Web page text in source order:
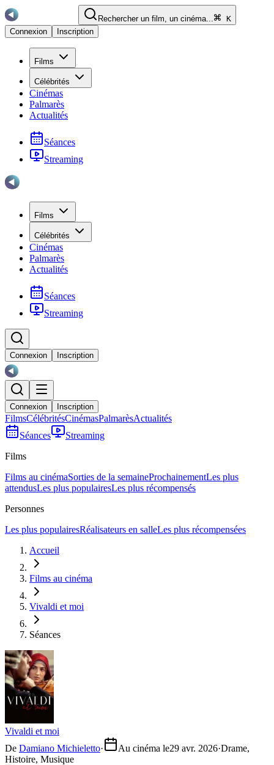
Rechercher un film, un cinéma...
K
Connexion
Inscription
Films
Célébrités
Cinémas
Palmarès
Actualités
Séances
Streaming
Films
Célébrités
Cinémas
Palmarès
Actualités
Séances
Streaming
Connexion Inscription
Connexion Inscription
FilmsCélébritésCinémasPalmarèsActualités
Séances
Streaming
Films
Films au cinémaSorties de la semaineProchainementLes plus
attendusLes plus populairesLes plus récompensés
Personnes
Les plus populairesRéalisateurs en salleLes plus récompensées
Accueil
Films au cinéma
Vivaldi et moi
Séances
Vivaldi et moi
De Damiano Michieletto· Au cinéma le29 avr. 2026·Drame,
Histoire, Musique